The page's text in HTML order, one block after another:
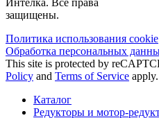
Интелка. Все права
защищены.
Политика использования сookie
Обработка персональных
This site is protected by
Policy and Terms of Service apply.
Каталог
Редукторы и мотор-